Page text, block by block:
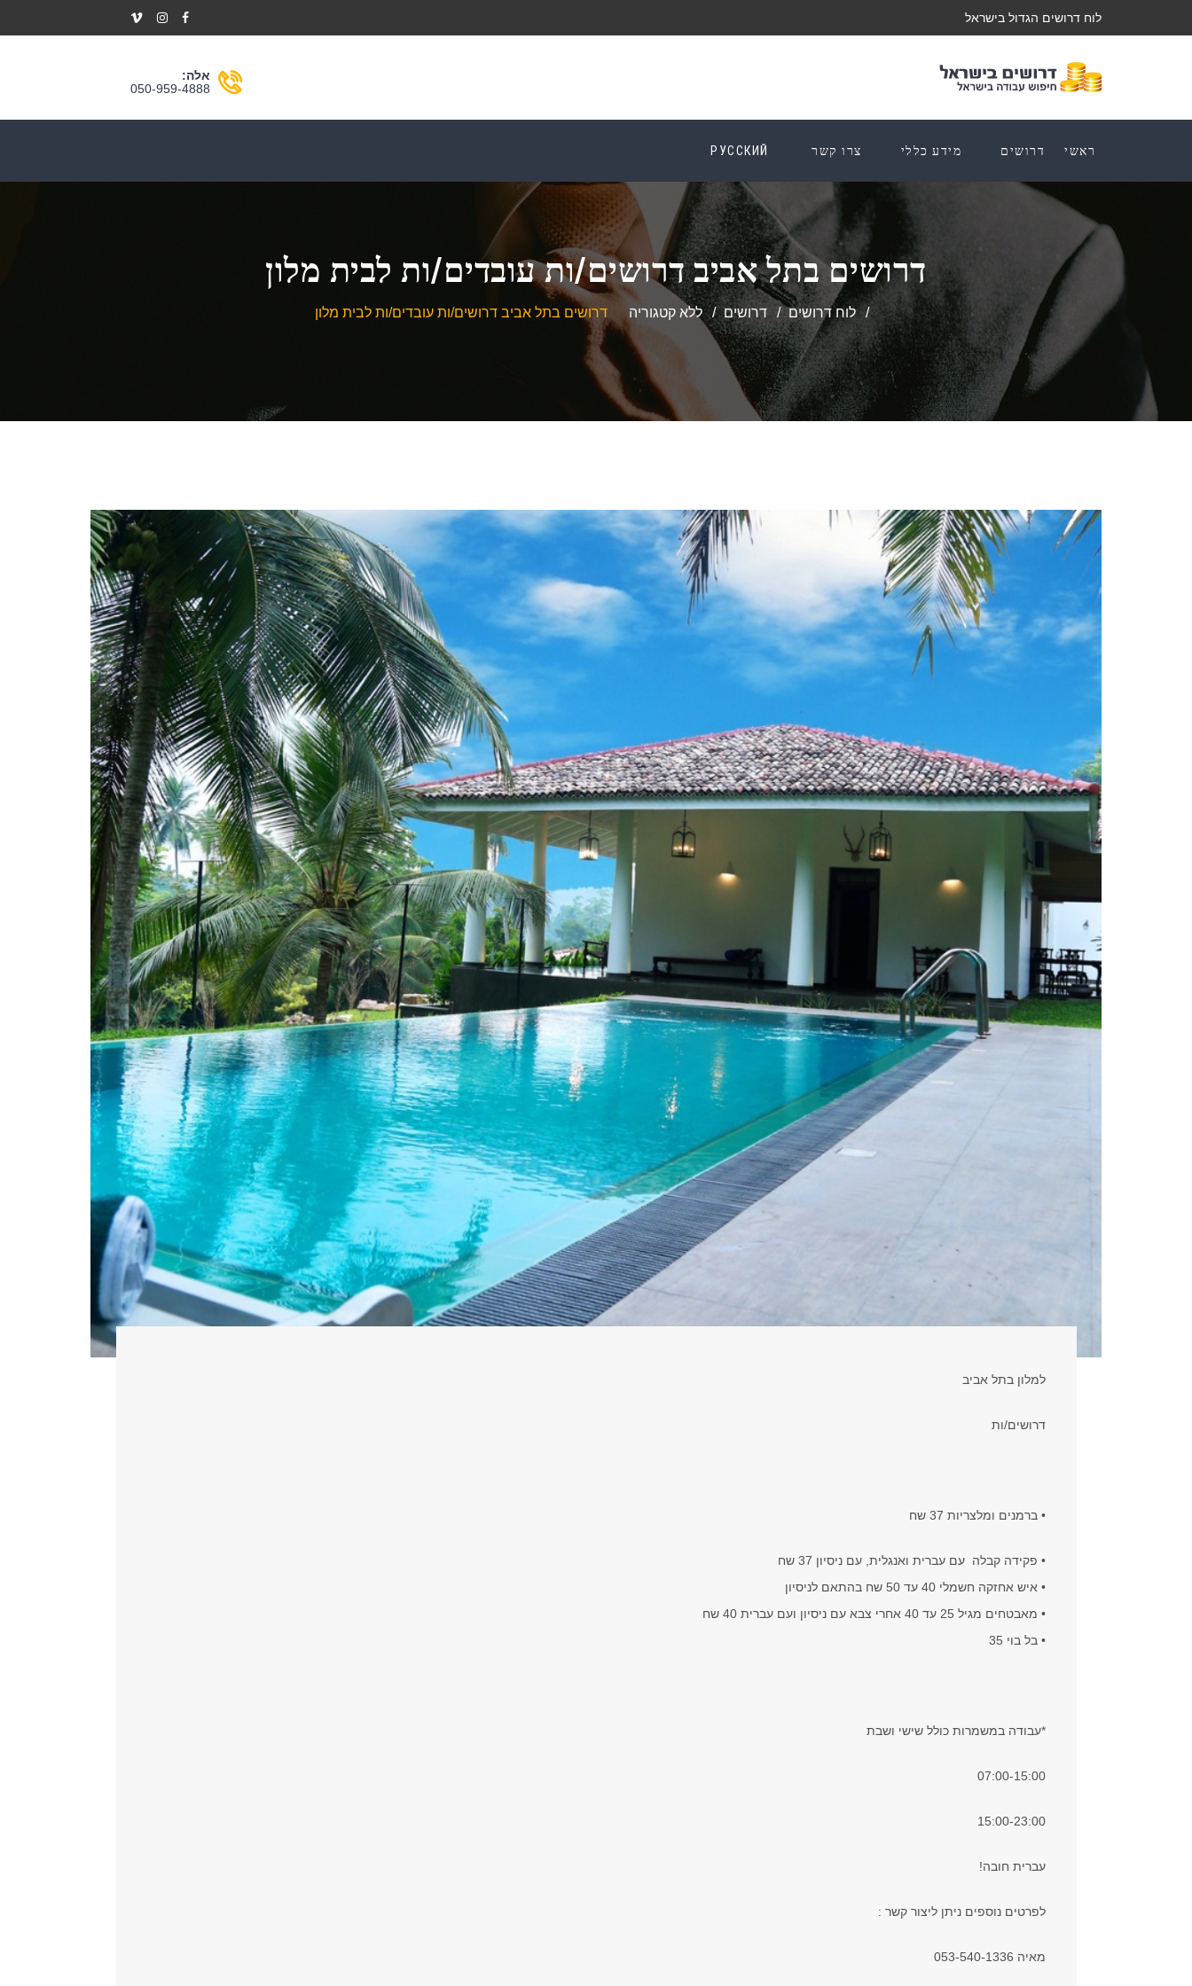
לוח דרושים הגדול בישראל
אלה:
050-959-4888
ראשי דרושים מידע כללי צרו קשר РУССКИЙ
דרושים בתל אביב דרושים/ות עובדים/ות לבית מלון
לוח דרושים דרושים ללא קטגוריה דרושים בתל אביב דרושים/ות עובדים/ות לבית מלון
למלון בתל אביב
דרושים/ות
• ברמנים ומלצריות 37 שח
• פקידה קבלה עם עברית ואנגלית, עם ניסיון 37 שח
• איש אחזקה חשמלי 40 עד 50 שח בהתאם לניסיון
• מאבטחים מגיל 25 עד 40 אחרי צבא עם ניסיון ועם עברית 40 שח
• בל בוי 35
*עבודה במשמרות כולל שישי ושבת
07:00-15:00
15:00-23:00
עברית חובה!
לפרטים נוספים ניתן ליצור קשר :
מאיה 053-540-1336